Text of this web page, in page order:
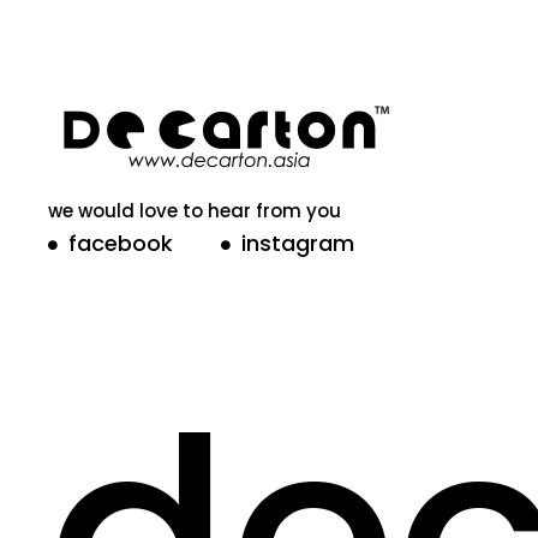
we would love to hear from you
facebook instagram